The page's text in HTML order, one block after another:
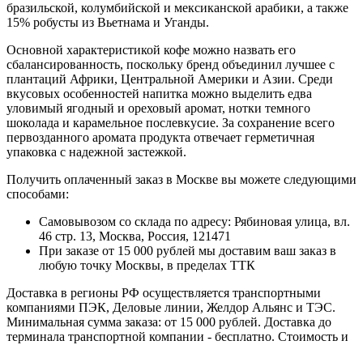
бразильской, колумбийской и мексиканской арабики, а также
15% робусты из Вьетнама и Уганды.
Основной характеристикой кофе можно назвать его
сбалансированность, поскольку бренд объединил лучшее с
плантаций Африки, Центральной Америки и Азии. Среди
вкусовых особенностей напитка можно выделить едва
уловимый ягодный и ореховый аромат, нотки темного
шоколада и карамельное послевкусие. За сохранение всего
первозданного аромата продукта отвечает герметичная
упаковка с надежной застежкой.
Получить оплаченный заказ в Москве вы можете следующими
способами:
Самовывозом со склада по адресу: Рябиновая улица, вл.
46 стр. 13, Москва, Россия, 121471
При заказе от 15 000 рублей мы доставим ваш заказ в
любую точку Москвы, в пределах ТТК
Доставка в регионы РФ осуществляется транспортными
компаниями ПЭК, Деловые линии, Желдор Альянс и ТЭС.
Минимальная сумма заказа: от 15 000 рублей. Доставка до
терминала транспортной компании - бесплатно. Стоимость и